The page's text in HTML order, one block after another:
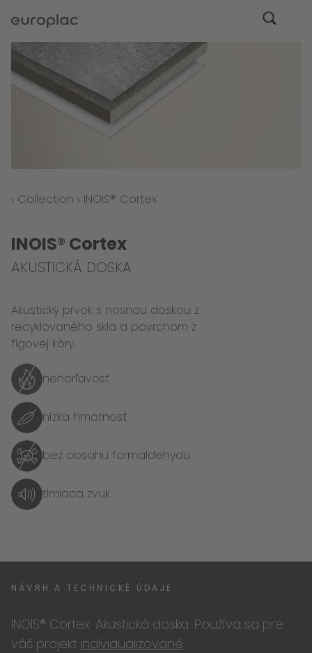
Collection INOIS® Cortex
INOIS® Cortex
AKUSTICKÁ DOSKA
Akustický prvok s nosnou doskou z
recyklovaného skla a povrchom z
figovej kôry.
nehorľavosť
nízka hmotnosť
bez obsahu formaldehydu
tlmiaca zvuk
NÁVRH A TECHNICKÉ ÚDAJE
INOIS® Cortex Akustická doska Používa sa pre
váš projekt individualizované.